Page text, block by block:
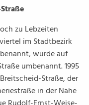
zu Lebzeiten
im Stadtbezirk
wurde auf
umbenannt. 1995
Straße, der
in der Nähe